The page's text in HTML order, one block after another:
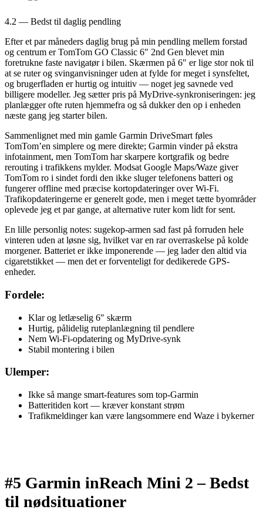
4.2 — Bedst til daglig pendling
Efter et par måneders daglig brug på min pendling mellem forstad
og centrum er TomTom GO Classic 6″ 2nd Gen blevet min
foretrukne faste navigatør i bilen. Skærmen på 6″ er lige stor nok til
at se ruter og svinganvisninger uden at fylde for meget i synsfeltet,
og brugerfladen er hurtig og intuitiv — noget jeg savnede ved
billigere modeller. Jeg sætter pris på MyDrive-synkroniseringen: jeg
planlægger ofte ruten hjemmefra og så dukker den op i enheden
næste gang jeg starter bilen.
Sammenlignet med min gamle Garmin DriveSmart føles
TomTom’en simplere og mere direkte; Garmin vinder på ekstra
infotainment, men TomTom har skarpere kortgrafik og bedre
rerouting i trafikkens mylder. Modsat Google Maps/Waze giver
TomTom ro i sindet fordi den ikke sluger telefonens batteri og
fungerer offline med præcise kortopdateringer over Wi‑Fi.
Trafikopdateringerne er generelt gode, men i meget tætte byområder
oplevede jeg et par gange, at alternative ruter kom lidt for sent.
En lille personlig notes: sugekop-armen sad fast på forruden hele
vinteren uden at løsne sig, hvilket var en rar overraskelse på kolde
morgener. Batteriet er ikke imponerende — jeg lader den altid via
cigaretstikket — men det er forventeligt for dedikerede GPS-
enheder.
Fordele:
Klar og letlæselig 6″ skærm
Hurtig, pålidelig ruteplanlægning til pendlere
Nem Wi‑Fi-opdatering og MyDrive-synk
Stabil montering i bilen
Ulemper:
Ikke så mange smart‑features som top-Garmin
Batteritiden kort — kræver konstant strøm
Trafikmeldinger kan være langsommere end Waze i bykerner
#5 Garmin inReach Mini 2 –Bedst
til nødsituationer